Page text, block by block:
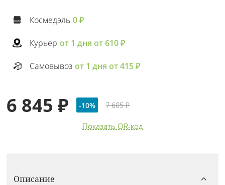
Космедэль 0 ₽
Курьер от 1 дня от 610 ₽
Самовывоз от 1 дня от 415 ₽
6 845 ₽ -10% 7 605 ₽
Показать QR-код
Описание